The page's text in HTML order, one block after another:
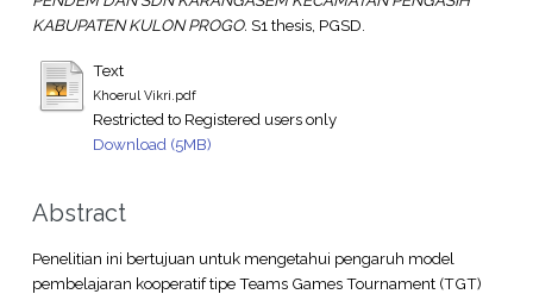
KABUPATEN KULON PROGO. S1 thesis, PGSD.
Text
Khoerul Vikri.pdf
Restricted to Registered users only
Download (5MB)
Abstract
Penelitian ini bertujuan untuk mengetahui pengaruh model
pembelajaran kooperatif tipe Teams Games Tournament (TGT)